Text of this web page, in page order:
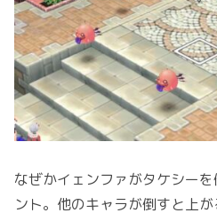
なぜかイェンファがタケシー
ント。他のキャラが倒すと上が